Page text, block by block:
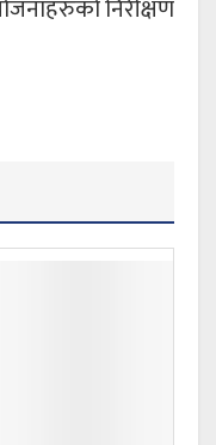
निरीक्षण